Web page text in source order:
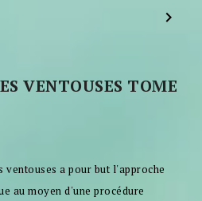

VENTOUSES TOME
ventouses a pour but l'approche
au moyen d'une procédure